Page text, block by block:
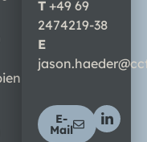
T +49 69
2474219-38
E
E-
Mail